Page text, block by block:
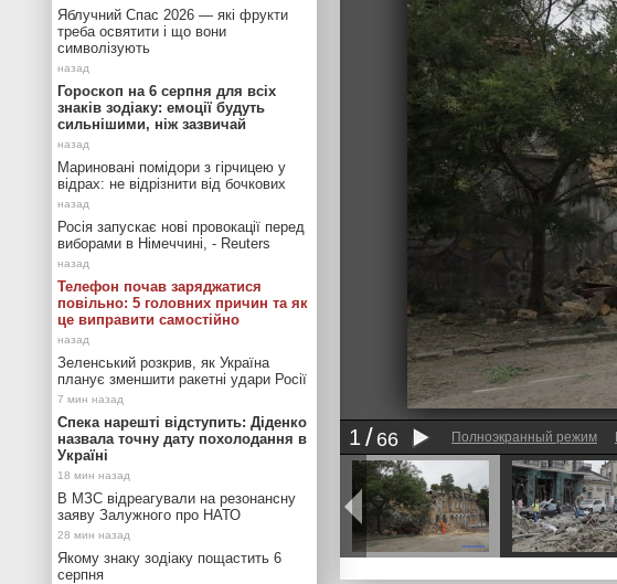
1 66 Полноэкранный режим
Яблучний Спас 2026 — які фрукти
треба освятити і що вони
символізують
Гороскоп на 6 серпня для всіх
знаків зодіаку: емоції будуть
сильнішими, ніж зазвичай
Мариновані помідори з гірчицею у
відрах: не відрізнити від бочкових
Росія запускає нові провокації перед
виборами в Німеччині, - Reuters
Телефон почав заряджатися
повільно: 5 головних причин та як
це виправити самостійно
Зеленський розкрив, як Україна
планує зменшити ракетні удари Росії
Спека нарешті відступить: Діденко
назвала точну дату похолодання в
Україні
В МЗС відреагували на резонансну
заяву Залужного про НАТО
Якому знаку зодіаку пощастить 6
серпня